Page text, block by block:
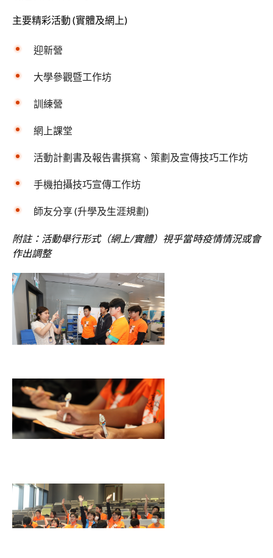
主要精彩活動 (實體及網上)
迎新營
大學參觀暨工作坊
訓練營
網上課堂
活動計劃書及報告書撰寫、策劃及宣傳技巧工作坊
手機拍攝技巧宣傳工作坊
師友分享 (升學及生涯規劃)
附註：活動舉行形式（網上/實體）視乎當時疫情情況或會
作出調整